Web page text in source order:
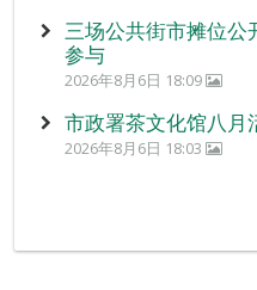
三场公共街市摊位公
参与
2026年8月6日 18:09
市政署茶文化馆八月
2026年8月6日 18:03